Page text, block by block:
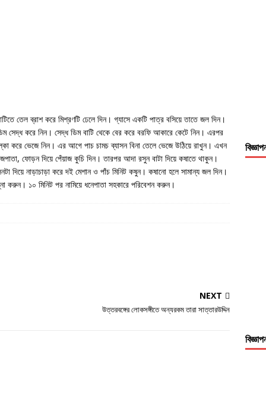
তেল ব্রাশ করে মিশ্রণটি ঢেলে দিন। গ্যাসে একটি পাত্র বসিয়ে তাতে জল দিন।
সেদ্ধ করে নিন। সেদ্ধ ডিম বাটি থেকে বের করে বরফি আকারে কেটে নিন। এরপর
করে ভেজে নিন। এর আগে পাচ চামচ ব্যাসন বিনা তেলে ভেজে উঠিয়ে রাখুন। এখন
ফোড়ন দিয়ে পেঁয়াজ কুচি দিন। তারপর আদা রসুন বাটা দিয়ে কষাতে থাকুন।
দিয়ে নাড়াচাড়া করে দই মেশান ও পাঁচ মিনিট কষুন। কষানো হলে সামান্য জল দিন।
১০ মিনিট পর নামিয়ে ধনেপাতা সহকারে পরিবেশন করুন।
NEXT
উত্তরবঙ্গের লোকসঙ্গীতে অন্যরকম তারা সাত্তারউদ্দিন